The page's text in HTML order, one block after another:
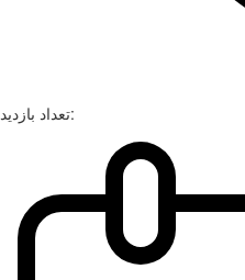
تعداد بازدید: